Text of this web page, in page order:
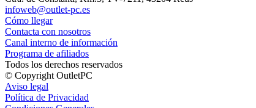
infoweb@outlet-pc.es
Cómo llegar
Contacta con nosotros
Canal interno de información
Programa de afiliados
Todos los derechos reservados
© Copyright OutletPC
Aviso legal
Política de Privacidad